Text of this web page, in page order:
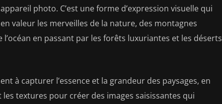
photo. C’est une forme d’expression visuelle qui
valeur les merveilles de la nature, des montagnes
en passant par les forêts luxuriantes et les déserts
à capturer l’essence et la grandeur des paysages, en
textures pour créer des images saisissantes qui